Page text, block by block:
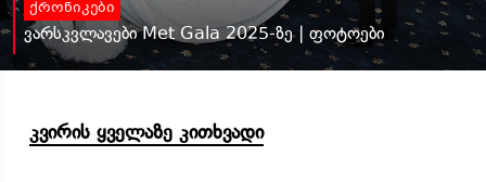
ქრონიკები
ვარსკვლავები Met Gala 2025-ზე | ფოტოები
კვირის ყველაზე კითხვადი